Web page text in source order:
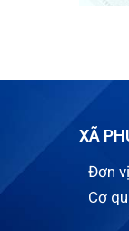
XÃ
Đơn
Cơ